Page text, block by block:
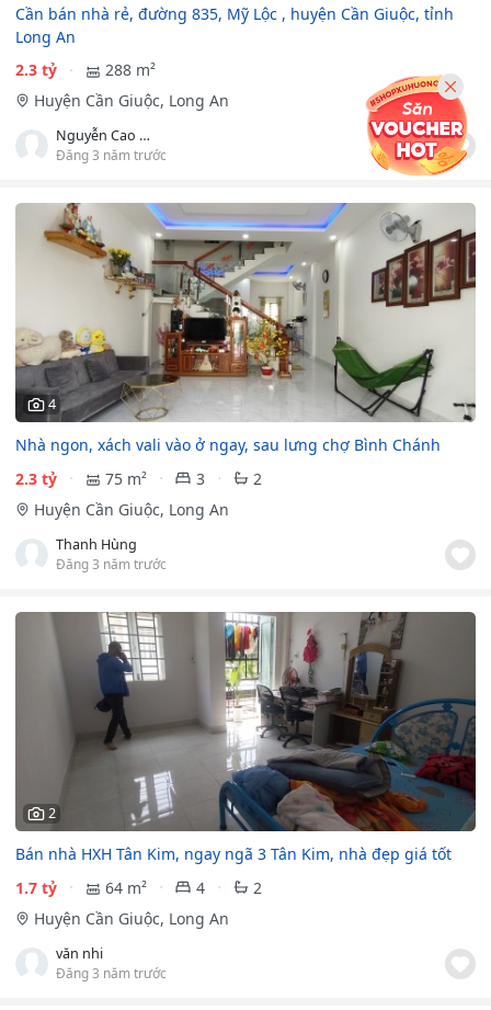
Cần bán nhà rẻ, đường 835, Mỹ Lộc , huyện Cần Giuộc, tỉnh
Long An
2.3 tỷ
288 m²
Huyện Cần Giuộc, Long An
Nguyễn Cao Bằng
Đăng 3 năm trước
4
Nhà ngon, xách vali vào ở ngay, sau lưng chợ Bình Chánh
2.3 tỷ
75 m² 3
2
Huyện Cần Giuộc, Long An
Thanh Hùng
Đăng 3 năm trước
2
Bán nhà HXH Tân Kim, ngay ngã 3 Tân Kim, nhà đẹp giá tốt
1.7 tỷ
64 m² 4
2
Huyện Cần Giuộc, Long An
văn nhi
Đăng 3 năm trước